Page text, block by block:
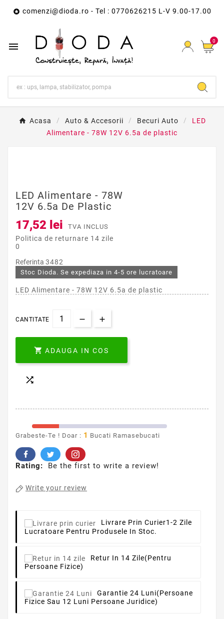
 comenzi@dioda.ro - Tel : 0770626215 L-V 9.00-17.00
 0
Acasa Auto & Accesorii Becuri Auto
LED
Alimentare - 78W 12V 6.5a de plastic
LED Alimentare - 78W
12V 6.5a De Plastic
17,52 lei TVA INCLUS
Politica de returnare 14 zile
0
Referinta 3482
Stoc Dioda. Se expediaza in 4-5 ore lucratoare
LED Alimentare - 78W 12V 6.5a de plastic
CANTITATE
 ADAUGA IN COS

Grabeste-Te ! Doar : 1 Bucati Ramasebucati
Rating: Be the first to write a review!
Write your review
Livrare Prin Curier1-2 Zile
Lucratoare Pentru Produsele In Stoc.
Retur In 14 Zile(pentru
Persoane Fizice)
Garantie 24 Luni(persoane
Fizice Sau 12 Luni Persoane Juridice)